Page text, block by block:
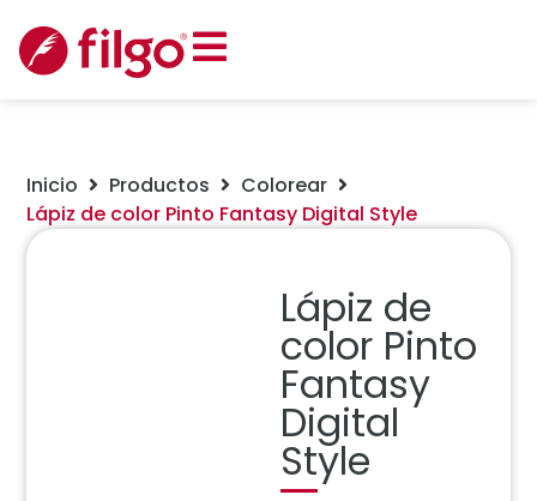
Inicio Productos
Colorear
Lápiz de color Pinto Fantasy Digital Style
Lápiz de
color Pinto
Fantasy
Digital
Style